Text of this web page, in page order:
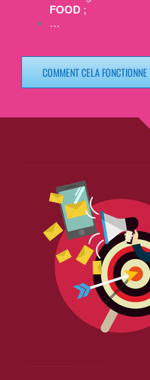
FOOD ;
…
COMMENT CELA